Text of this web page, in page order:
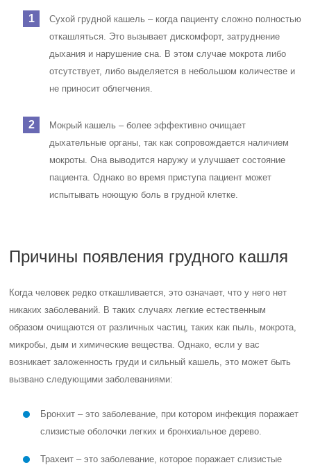
Сухой грудной кашель – когда пациенту сложно полностью
откашляться. Это вызывает дискомфорт, затруднение
дыхания и нарушение сна. В этом случае мокрота либо
отсутствует, либо выделяется в небольшом количестве и
не приносит облегчения.
Мокрый кашель – более эффективно очищает
дыхательные органы, так как сопровождается наличием
мокроты. Она выводится наружу и улучшает состояние
пациента. Однако во время приступа пациент может
испытывать ноющую боль в грудной клетке.
Причины появления грудного кашля
Когда человек редко откашливается, это означает, что у него нет
никаких заболеваний. В таких случаях легкие естественным
образом очищаются от различных частиц, таких как пыль, мокрота,
микробы, дым и химические вещества. Однако, если у вас
возникает заложенность груди и сильный кашель, это может быть
вызвано следующими заболеваниями:
Бронхит – это заболевание, при котором инфекция поражает
слизистые оболочки легких и бронхиальное дерево.
Трахеит – это заболевание, которое поражает слизистые